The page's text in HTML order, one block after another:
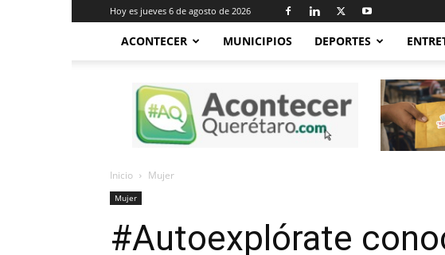
Hoy es jueves 6 de agosto de 2026
ACONTECER MUNICIPIOS DEPORTES
Acontecer
Querétaro
Inicio Mujer
Mujer
#Autoexplórate